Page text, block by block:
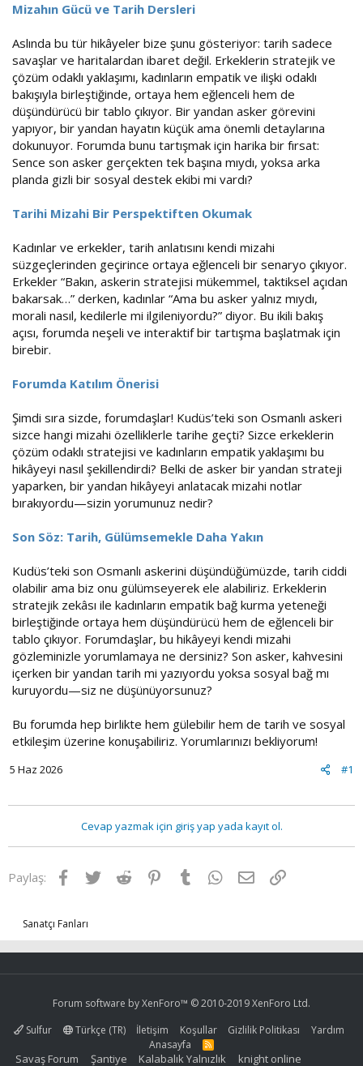
Mizahın Gücü ve Tarih Dersleri
Aslında bu tür hikâyeler bize şunu gösteriyor: tarih sadece
savaşlar ve haritalardan ibaret değil. Erkeklerin stratejik ve
çözüm odaklı yaklaşımı, kadınların empatik ve ilişki odaklı
bakışıyla birleştiğinde, ortaya hem eğlenceli hem de
düşündürücü bir tablo çıkıyor. Bir yandan asker görevini
yapıyor, bir yandan hayatın küçük ama önemli detaylarına
dokunuyor. Forumda bunu tartışmak için harika bir fırsat:
Sence son asker gerçekten tek başına mıydı, yoksa arka
planda gizli bir sosyal destek ekibi mi vardı?
Tarihi Mizahi Bir Perspektiften Okumak
Kadınlar ve erkekler, tarih anlatısını kendi mizahi
süzgeçlerinden geçirince ortaya eğlenceli bir senaryo çıkıyor.
Erkekler “Bakın, askerin stratejisi mükemmel, taktiksel açıdan
bakarsak…” derken, kadınlar “Ama bu asker yalnız mıydı,
morali nasıl, kedilerle mi ilgileniyordu?” diyor. Bu ikili bakış
açısı, forumda neşeli ve interaktif bir tartışma başlatmak için
birebir.
Forumda Katılım Önerisi
Şimdi sıra sizde, forumdaşlar! Kudüs’teki son Osmanlı askeri
sizce hangi mizahi özelliklerle tarihe geçti? Sizce erkeklerin
çözüm odaklı stratejisi ve kadınların empatik yaklaşımı bu
hikâyeyi nasıl şekillendirdi? Belki de asker bir yandan strateji
yaparken, bir yandan hikâyeyi anlatacak mizahi notlar
bırakıyordu—sizin yorumunuz nedir?
Son Söz: Tarih, Gülümsemekle Daha Yakın
Kudüs’teki son Osmanlı askerini düşündüğümüzde, tarih ciddi
olabilir ama biz onu gülümseyerek ele alabiliriz. Erkeklerin
stratejik zekâsı ile kadınların empatik bağ kurma yeteneği
birleştiğinde ortaya hem düşündürücü hem de eğlenceli bir
tablo çıkıyor. Forumdaşlar, bu hikâyeyi kendi mizahi
gözleminizle yorumlamaya ne dersiniz? Son asker, kahvesini
içerken bir yandan tarih mi yazıyordu yoksa sosyal bağ mı
kuruyordu—siz ne düşünüyorsunuz?
Bu forumda hep birlikte hem gülebilir hem de tarih ve sosyal
etkileşim üzerine konuşabiliriz. Yorumlarınızı bekliyorum!
#1
5 Haz 2026
Cevap yazmak için giriş yap yada kayıt ol.
Paylaş: Facebook
TwitterReddit Pinterest
Tumblr WhatsApp
E-postaLink
Sanatçı Fanları
Forum software by XenForo™ © 2010-2019 XenForo Ltd.
Sulfur
Türkçe (TR) İletişim Koşullar Gizlilik Politikası
Yardım
Anasayfa
R
Savaş Forum Şantiye Kalabalık Yalnızlık knight online